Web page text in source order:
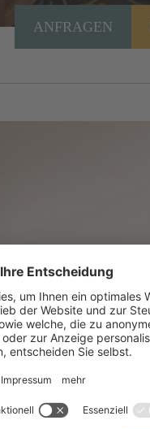
ANFRAGEN
50m²- für 1 - 4
SUITE "IL
ab 178,00 € -